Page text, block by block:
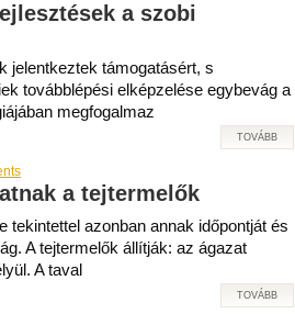
a szobi
jelentkeztek támogatásért, s
továbblépési elképzelése egybevág a
megfogalmaz
TOVÁBB
a tejtermelők
tekintettel azonban annak időpontját és
A tejtermelők állítják: az ágazat
A taval
TOVÁBB